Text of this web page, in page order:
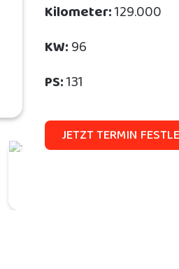
Kilometer:129.000
KW:96
PS:131
JETZT TERMIN